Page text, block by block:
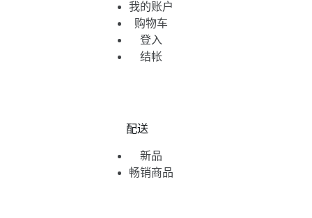
我的账户
购物车
登入
结帐
配送
新品
畅销商品